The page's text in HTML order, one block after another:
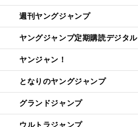
週刊ヤングジャンプ
ヤングジャンプ定期購読デジタル
ヤンジャン！
となりのヤングジャンプ
グランドジャンプ
ウルトラジャンプ